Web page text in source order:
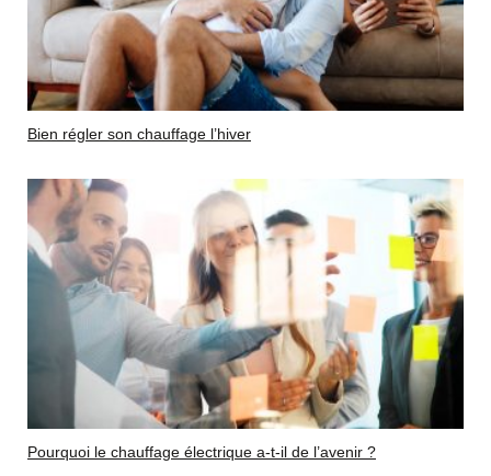
Bien régler son chauffage l’hiver
Pourquoi le chauffage électrique a-t-il de l’avenir ?